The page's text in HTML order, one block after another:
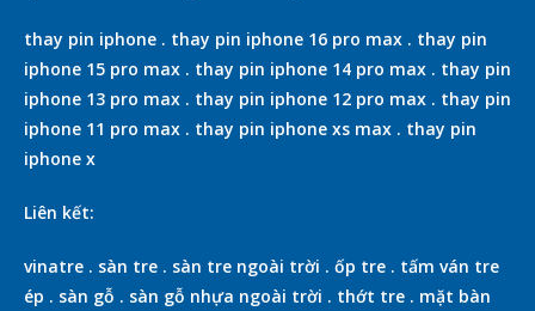
thay pin iphone . thay pin iphone 16 pro max . thay pin
iphone 15 pro max . thay pin iphone 14 pro max . thay pin
iphone 13 pro max . thay pin iphone 12 pro max . thay pin
iphone 11 pro max . thay pin iphone xs max . thay pin
iphone x
Liên kết:
vinatre . sàn tre . sàn tre ngoài trời . ốp tre . tấm ván tre
ép . sàn gỗ . sàn gỗ nhựa ngoài trời . thớt tre . mặt bàn